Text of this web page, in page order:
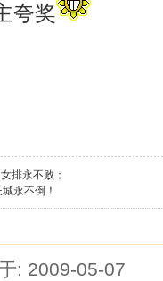
夸奖
排永不败；
永不倒！
: 2009-05-07